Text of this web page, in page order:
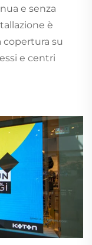
e senza
è
copertura su
e centri